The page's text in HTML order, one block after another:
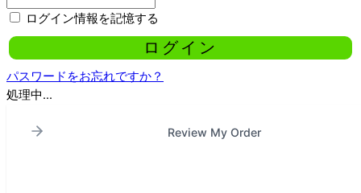
ログイン情報を記憶する
パスワードをお忘れですか？
処理中...
Review My Order